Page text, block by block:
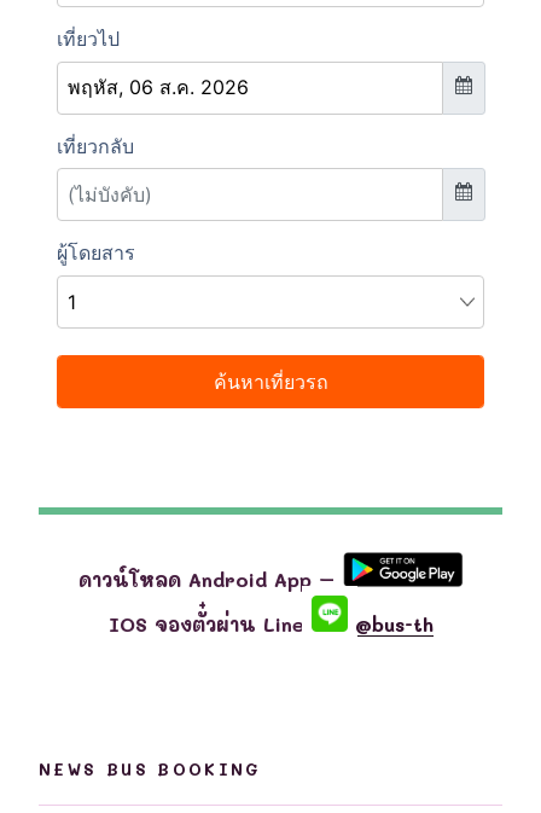
ดาวน์โหลด Android App –
IOS จองตั๋วผ่าน Line
@bus-th
NEWS BUS BOOKING